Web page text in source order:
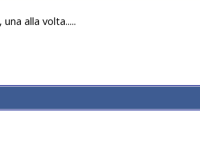
alla volta.....